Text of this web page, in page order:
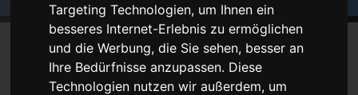
Targeting Technologien, um Ihnen ein
besseres Internet-Erlebnis zu ermöglichen
und die Werbung, die Sie sehen, besser an
Ihre Bedürfnisse anzupassen. Diese
Technologien nutzen wir außerdem, um
Produkte
Schlagzeug
Kein Produkt entspricht Ihren Filtern